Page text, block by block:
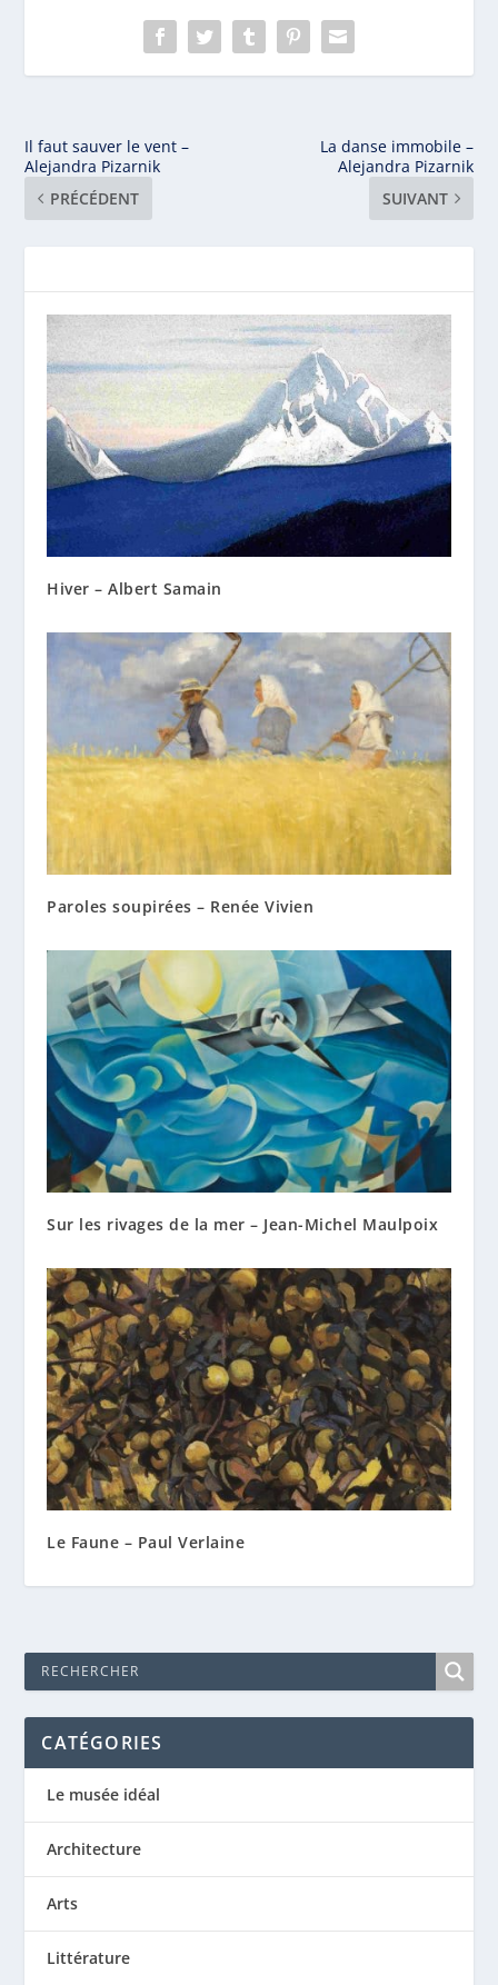
Il faut sauver le vent –
Alejandra Pizarnik
PRÉCÉDENT
La danse immobile –
Alejandra Pizarnik
SUIVANT
Hiver – Albert Samain
Paroles soupirées – Renée Vivien
Sur les rivages de la mer – Jean-Michel Maulpoix
Le Faune – Paul Verlaine
CATÉGORIES
Le musée idéal
Architecture
Arts
Littérature